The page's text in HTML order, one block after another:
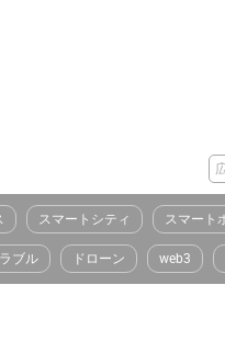
スマートシティ スマート
ブル ドローン web3